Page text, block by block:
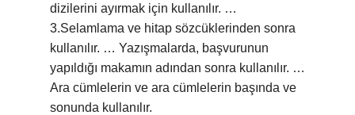
dizilerini ayırmak için kullanılır. …
3.Selamlama ve hitap sözcüklerinden sonra
kullanılır. … Yazışmalarda, başvurunun
yapıldığı makamın adından sonra kullanılır. …
Ara cümlelerin ve ara cümlelerin başında ve
sonunda kullanılır.